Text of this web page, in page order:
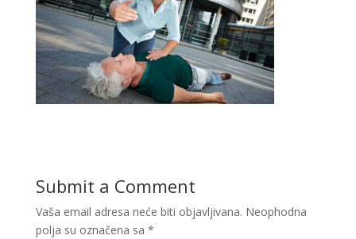
Submit a Comment
Vaša email adresa neće biti objavljivana. Neophodna
polja su označena sa *